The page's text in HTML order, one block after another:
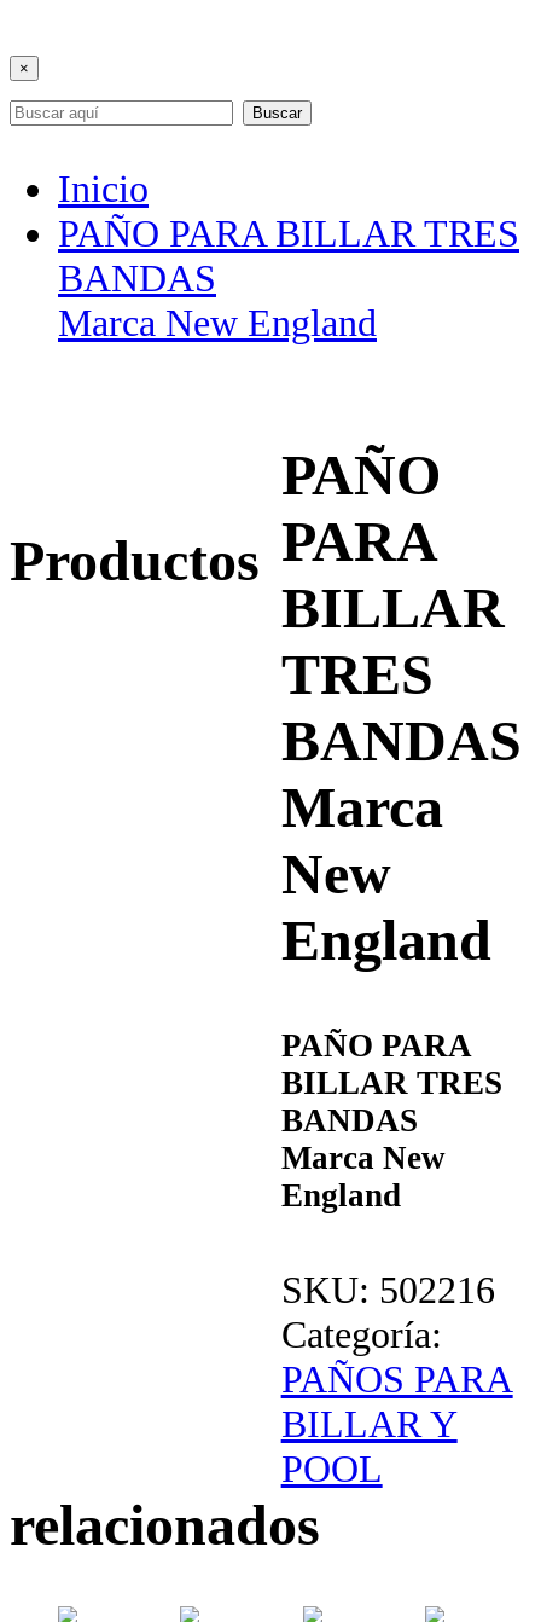
×
Buscar
Inicio
PAÑO PARA BILLAR TRES
BANDAS
Marca New England
PAÑO
PARA
BILLAR
TRES
BANDAS
Marca
New
England
PAÑO PARA
BILLAR TRES
BANDAS
Marca New
England
SKU: 502216
Categoría:
PAÑOS PARA
BILLAR Y
POOL
Productos
relacionados